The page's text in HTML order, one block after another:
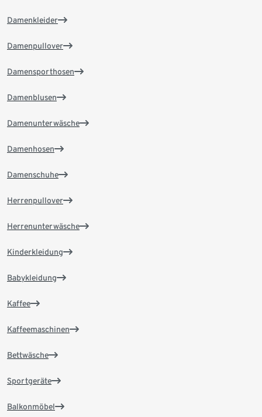
Damenkleider
Damenpullover
Damensporthosen
Damenblusen
Damenunterwäsche
Damenhosen
Damenschuhe
Herrenpullover
Herrenunterwäsche
Kinderkleidung
Babykleidung
Kaffee
Kaffeemaschinen
Bettwäsche
Sportgeräte
Balkonmöbel